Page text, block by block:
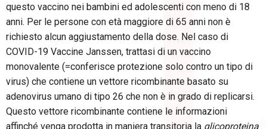
questo vaccino nei bambini ed adolescenti con meno di 18
anni. Per le persone con età maggiore di 65 anni non è
richiesto alcun aggiustamento della dose. Nel caso di
COVID-19 Vaccine Janssen, trattasi di un vaccino
monovalente (=conferisce protezione solo contro un tipo di
virus) che contiene un vettore ricombinante basato su
adenovirus umano di tipo 26 che non è in grado di replicarsi.
Questo vettore ricombinante contiene le informazioni
affinché venga prodotta in maniera transitoria la glicoproteina